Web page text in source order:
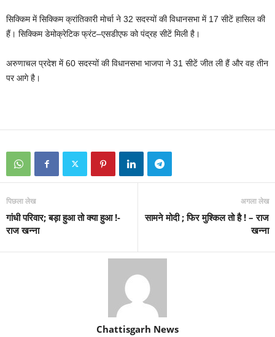
सिक्किम में सिक्किम क्रांतिकारी मोर्चा ने 32 सदस्यों की विधानसभा में 17 सीटें हासिल की
हैं। सिक्किम डेमोक्रेटिक फ्रंट–एसडीएफ को पंद्रह सीटें मिली है।
अरुणाचल प्रदेश में 60 सदस्‍यों की विधानसभा भाजपा ने 31 सीटें जीत ली हैं और वह तीन
पर आगे है।
पिछला लेख
गांधी परिवार; बड़ा हुआ तो क्या हुआ !-
राज खन्ना
अगला लेख
सामने मोदी ; फिर मुश्किल तो है ! – राज
खन्ना
Chattisgarh News